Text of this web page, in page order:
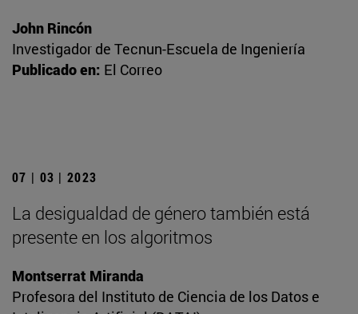
John Rincón
Investigador de Tecnun-Escuela de Ingeniería
Publicado en: El Correo
07 | 03 | 2023
La desigualdad de género también está
presente en los algoritmos
Montserrat Miranda
Profesora del Instituto de Ciencia de los Datos e